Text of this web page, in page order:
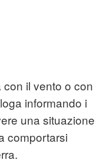
il vento o con
informando i
una situazione
comportarsi